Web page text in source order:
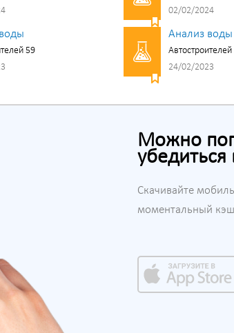
02/02/2024
59
Анализ воды
Автостроителей
24/02/2023
Можно
убедиться
Скачивайте
моментальный